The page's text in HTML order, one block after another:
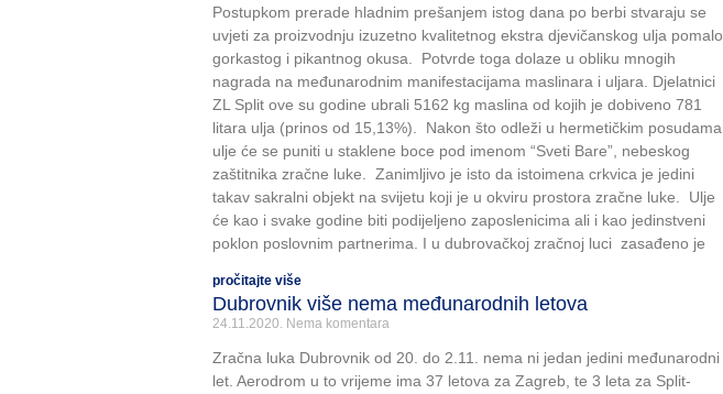
Postupkom prerade hladnim prešanjem istog dana po berbi stvaraju se
uvjeti za proizvodnju izuzetno kvalitetnog ekstra djevičanskog ulja pomalo
gorkastog i pikantnog okusa. Potvrde toga dolaze u obliku mnogih
nagrada na međunarodnim manifestacijama maslinara i uljara. Djelatnici
ZL Split ove su godine ubrali 5162 kg maslina od kojih je dobiveno 781
litara ulja (prinos od 15,13%). Nakon što odleži u hermetičkim posudama
ulje će se puniti u staklene boce pod imenom “Sveti Bare”, nebeskog
zaštitnika zračne luke. Zanimljivo je isto da istoimena crkvica je jedini
takav sakralni objekt na svijetu koji je u okviru prostora zračne luke. Ulje
će kao i svake godine biti podijeljeno zaposlenicima ali i kao jedinstveni
poklon poslovnim partnerima. I u dubrovačkoj zračnoj luci zasađeno je
pročitajte više
Dubrovnik više nema međunarodnih letova
24.11.2020. Nema komentara
Zračna luka Dubrovnik od 20. do 2.11. nema ni jedan jedini međunarodni
let. Aerodrom u to vrijeme ima 37 letova za Zagreb, te 3 leta za Split-